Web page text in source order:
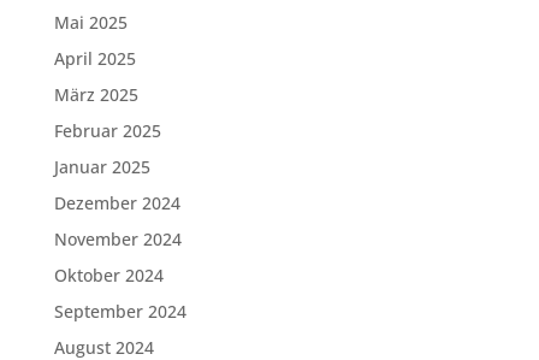
Mai 2025
April 2025
März 2025
Februar 2025
Januar 2025
Dezember 2024
November 2024
Oktober 2024
September 2024
August 2024